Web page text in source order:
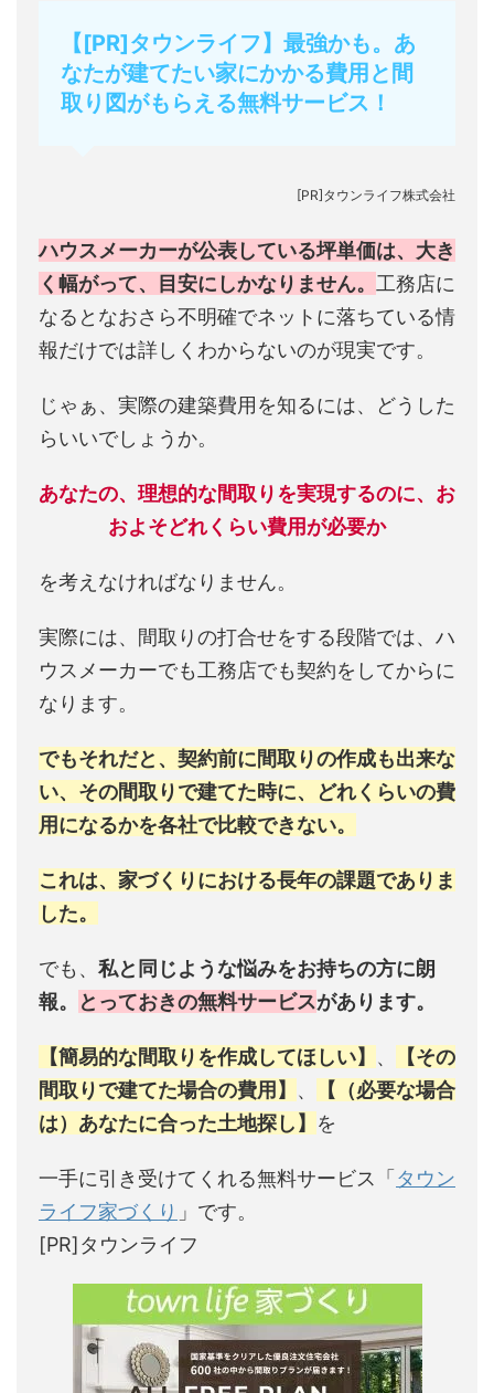
【[PR]タウンライフ】最強かも。あ
なたが建てたい家にかかる費用と間
取り図がもらえる無料サービス！
[PR]タウンライフ株式会社
ハウスメーカーが公表している坪単価は、大き
く幅がって、目安にしかなりません。 工務店に
なるとなおさら不明確でネットに落ちている情
報だけでは詳しくわからないのが現実です。
じゃぁ、実際の建築費用を知るには、どうした
らいいでしょうか。
あなたの、理想的な間取りを実現するのに、お
およそどれくらい費用が必要か
を考えなければなりません。
実際には、間取りの打合せをする段階では、ハ
ウスメーカーでも工務店でも契約をしてからに
なります。
でもそれだと、契約前に間取りの作成も出来な
い、その間取りで建てた時に、どれくらいの費
用になるかを各社で比較できない。
これは、家づくりにおける長年の課題でありま
した。
でも、 私と同じような悩みをお持ちの方に朗
報。
とっておきの無料サービスがあります。
【簡易的な間取りを作成してほしい】 、
【その
間取りで建てた場合の費用】 、
【（必要な場合
は）あなたに合った土地探し】 を
一手に引き受けてくれる無料サービス「 タウン
ライフ家づくり 」です。
[PR]タウンライフ